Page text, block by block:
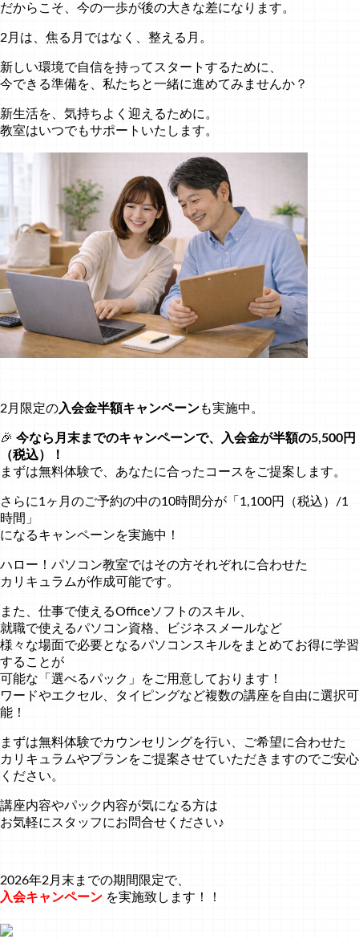
だからこそ、今の一歩が後の大きな差になります。
2月は、焦る月ではなく、整える月。
新しい環境で自信を持ってスタートするために、
今できる準備を、私たちと一緒に進めてみませんか？
新生活を、気持ちよく迎えるために。
教室はいつでもサポートいたします。
2月限定の入会金半額キャンペーンも実施中。
🎉 今なら月末までのキャンペーンで、入会金が半額の5,500円
（税込）！
まずは無料体験で、あなたに合ったコースをご提案します。
さらに1ヶ月のご予約の中の10時間分が「1,100円（税込）/1
時間」
になるキャンペーンを実施中！
ハロー！パソコン教室ではその方それぞれに合わせた
カリキュラムが作成可能です。
また、仕事で使えるOfficeソフトのスキル、
就職で使えるパソコン資格、ビジネスメールなど
様々な場面で必要となるパソコンスキルをまとめてお得に学習
することが
可能な「選べるパック」をご用意しております！
ワードやエクセル、タイピングなど複数の講座を自由に選択可
能！
まずは無料体験でカウンセリングを行い、ご希望に合わせた
カリキュラムやプランをご提案させていただきますのでご安心
ください。
講座内容やパック内容が気になる方は
お気軽にスタッフにお問合せください♪
2026年2月末までの期間限定で、
入会キャンペーン を実施致します！！